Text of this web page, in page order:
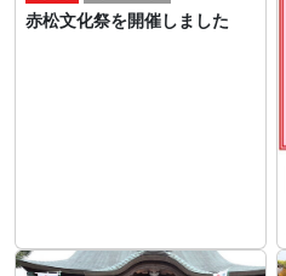
赤松文化祭を開催しました